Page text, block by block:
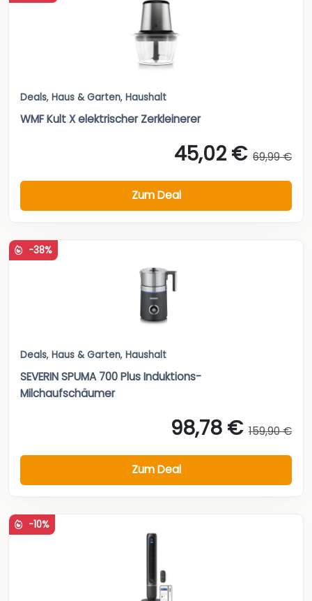
Deals, Haus & Garten, Haushalt
WMF Kult X elektrischer Zerkleinerer
45,02 € 69,99 €
Zum Deal
-38%
Deals, Haus & Garten, Haushalt
SEVERIN SPUMA 700 Plus Induktions-
Milchaufschäumer
98,78 € 159,90 €
Zum Deal
-10%